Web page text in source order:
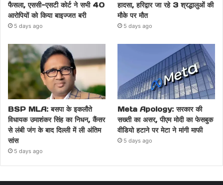
फैसला, एससी-एसटी कोर्ट ने सभी 40
आरोपियों को किया बाइज्जत बरी
5 days ago
हादसा, हरिद्वार जा रहे 3 श्रद्धालुओं की
मौके पर मौत
5 days ago
BSP MLA: बसपा के इकलौते
विधायक उमाशंकर सिंह का निधन, कैंसर
से लंबी जंग के बाद दिल्ली में ली अंतिम
सांस
5 days ago
Meta Apology: सरकार की
सख्ती का असर, पीएम मोदी का फेसबुक
वीडियो हटाने पर मेटा ने मांगी माफी
5 days ago